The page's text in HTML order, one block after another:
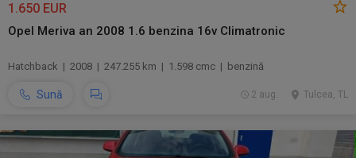
1.650 EUR
Opel Meriva an 2008 1.6 benzina 16v Climatronic
Hatchback | 2008 | 247.255 km | 1.598 cmc | benzină
Sună Tulcea, TL
2 aug.